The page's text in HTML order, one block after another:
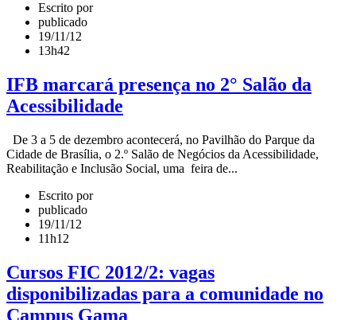
Escrito por
publicado
19/11/12
13h42
IFB marcará presença no 2° Salão da
Acessibilidade
De 3 a 5 de dezembro acontecerá, no Pavilhão do Parque da
Cidade de Brasília, o 2.º Salão de Negócios da Acessibilidade,
Reabilitação e Inclusão Social, uma feira de...
Escrito por
publicado
19/11/12
11h12
Cursos FIC 2012/2: vagas
disponibilizadas para a comunidade no
Campus Gama